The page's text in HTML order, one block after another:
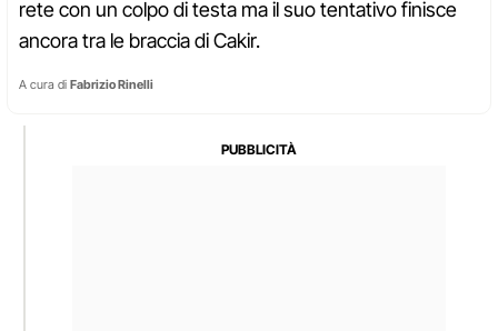
rete con un colpo di testa ma il suo tentativo finisce
ancora tra le braccia di Cakir.
A cura di Fabrizio Rinelli